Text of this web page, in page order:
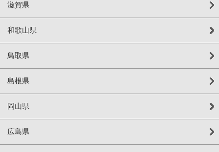
滋賀県
和歌山県
鳥取県
島根県
岡山県
広島県